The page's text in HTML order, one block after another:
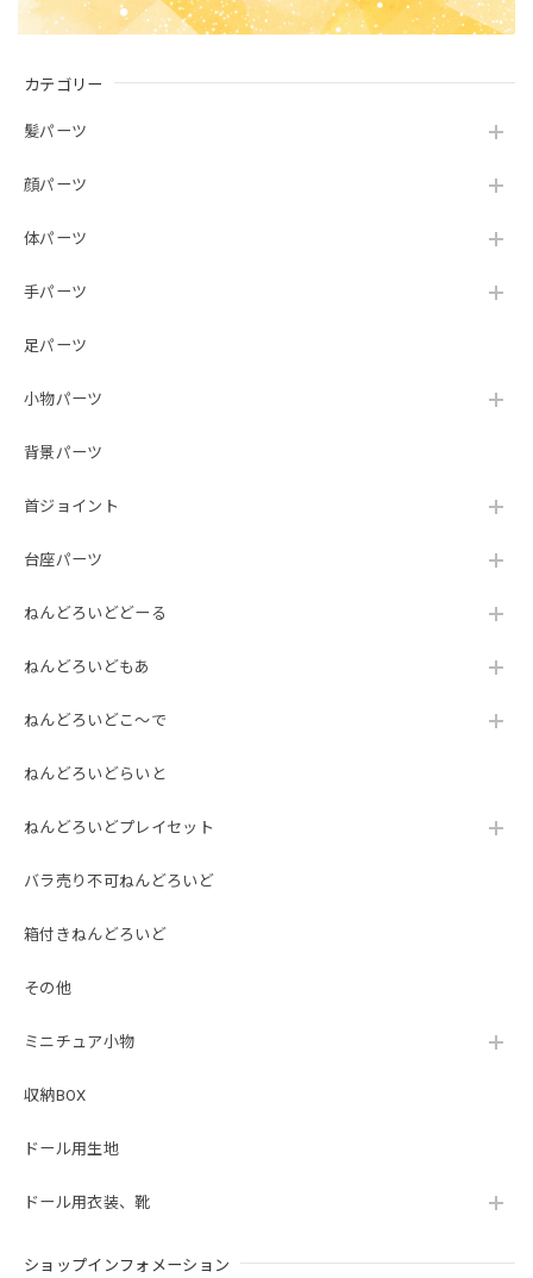
カテゴリー
髪パーツ
顔パーツ
体パーツ
手パーツ
足パーツ
小物パーツ
背景パーツ
首ジョイント
台座パーツ
ねんどろいどどーる
ねんどろいどもあ
ねんどろいどこ～で
ねんどろいどらいと
ねんどろいどプレイセット
バラ売り不可ねんどろいど
箱付きねんどろいど
その他
ミニチュア小物
収納BOX
ドール用生地
ドール用衣装、靴
ショップインフォメーション